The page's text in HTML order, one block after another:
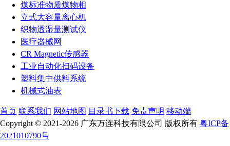
煤标准物质煤物相
立式大容量离心机
织物透湿量测试仪
医疗器械网
CR Magnetic传感器
工业自动化扫码设备
塑料集中供料系统
机械式油表
首页 联系我们 网站地图 目录书下载 免责声明 移动端
Copyright © 2021-2026 广东万连科技有限公司 版权所有 粤ICP备
2021010790号